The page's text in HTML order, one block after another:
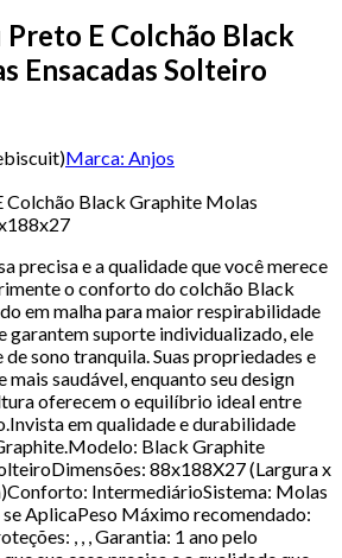
Preto E Colchão Black
Ensacadas Solteiro
)Marca: Anjos
Colchão Black Graphite Molas
precisa e a qualidade que você merece
o conforto do colchão Black
em malha para maior respirabilidade
garantem suporte individualizado, ele
sono tranquila. Suas propriedades e
saudável, enquanto seu design
oferecem o equilíbrio ideal entre
em qualidade e durabilidade
Black Graphite
88x188X27 (Largura x
IntermediárioSistema: Molas
AplicaPeso Máximo recomendado:
, , , Garantia: 1 ano pelo